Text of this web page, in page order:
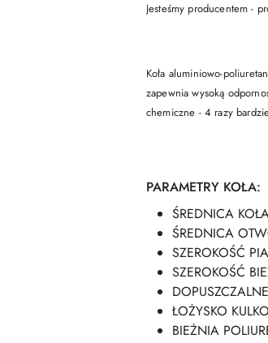
Jesteśmy producentem -
Koła aluminiowo-
zapewnia wysoką
chemiczne - 4 razy
PARAMETRY KOŁA:
ŚREDNICA
ŚREDNICA
SZEROKOŚĆ
SZEROKOŚĆ
ŁOŻYSKO
BIEŻNIA